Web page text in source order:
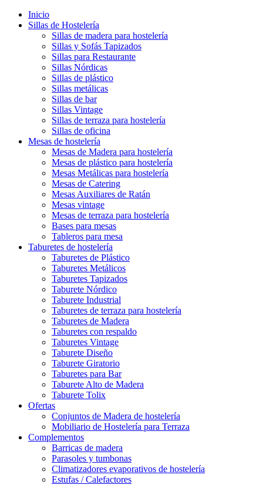
Inicio
Sillas de Hostelería
Sillas de madera para hostelería
Sillas y Sofás Tapizados
Sillas para Restaurante
Sillas Nórdicas
Sillas de plástico
Sillas metálicas
Sillas de bar
Sillas Vintage
Sillas de terraza para hostelería
Sillas de oficina
Mesas de hostelería
Mesas de Madera para hostelería
Mesas de plástico para hostelería
Mesas Metálicas para hostelería
Mesas de Catering
Mesas Auxiliares de Ratán
Mesas vintage
Mesas de terraza para hostelería
Bases para mesas
Tableros para mesa
Taburetes de hostelería
Taburetes de Plástico
Taburetes Metálicos
Taburetes Tapizados
Taburete Nórdico
Taburete Industrial
Taburetes de terraza para hostelería
Taburetes de Madera
Taburetes con respaldo
Taburetes Vintage
Taburete Diseño
Taburete Giratorio
Taburetes para Bar
Taburete Alto de Madera
Taburete Tolix
Ofertas
Conjuntos de Madera de hostelería
Mobiliario de Hostelería para Terraza
Complementos
Barricas de madera
Parasoles y tumbonas
Climatizadores evaporativos de hostelería
Estufas / Calefactores